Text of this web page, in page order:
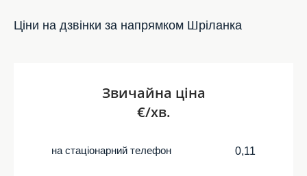
Ціни на дзвінки за напрямком Шріланка
Звичайна ціна
€/хв.
на стаціонарний телефон 0,11